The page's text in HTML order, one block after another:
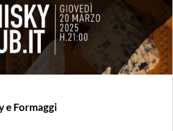
dedicata alle paste filate
filate, ma non solo, la
per sabato 29 marzo,
di Costigliole d'Asti.